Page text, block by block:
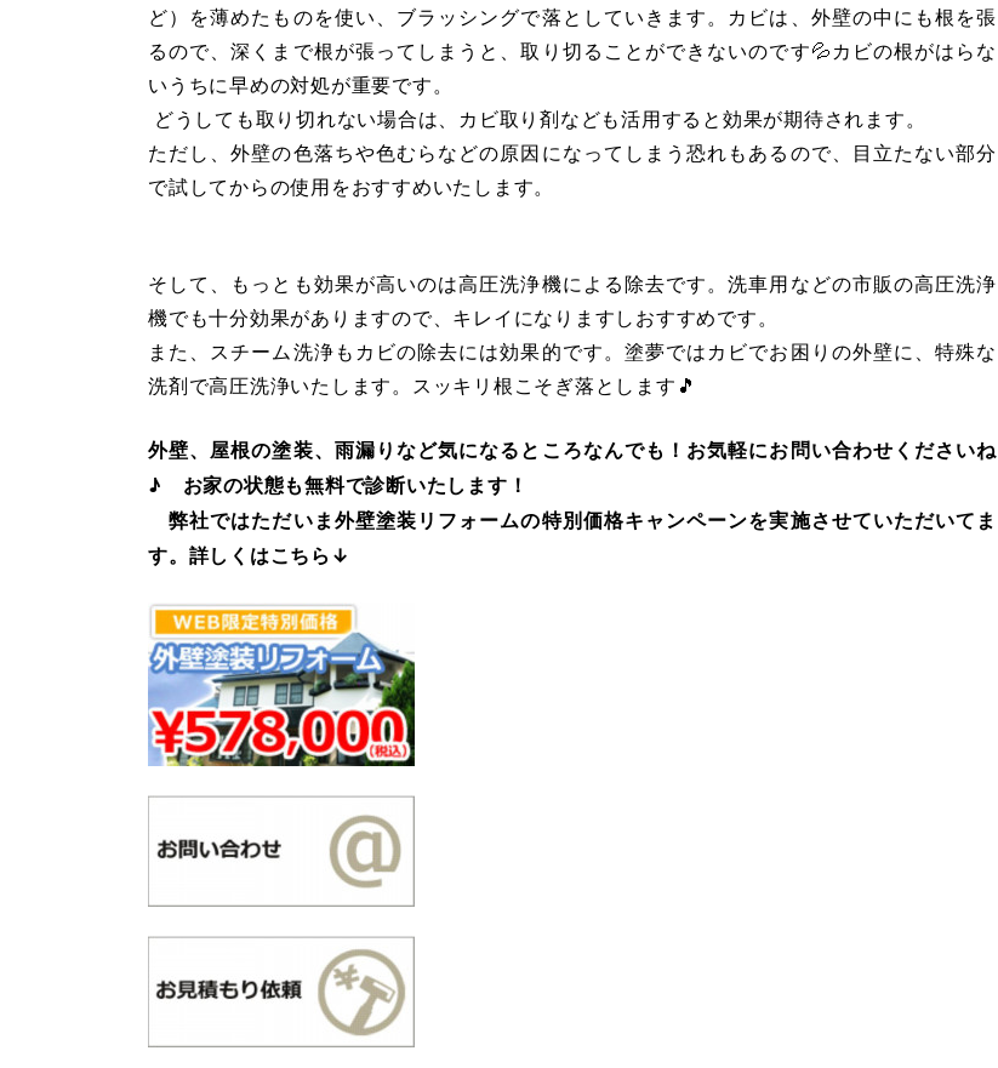
ど）を薄めたものを使い、ブラッシングで落としていきます。カビは、外壁の中にも根を張
るので、深くまで根が張ってしまうと、取り切ることができないのです💦カビの根がはらな
いうちに早めの対処が重要です。
どうしても取り切れない場合は、カビ取り剤なども活用すると効果が期待されます。
ただし、外壁の色落ちや色むらなどの原因になってしまう恐れもあるので、目立たない部分
で試してからの使用をおすすめいたします。
そして、もっとも効果が高いのは高圧洗浄機による除去です。洗車用などの市販の高圧洗浄
機でも十分効果がありますので、キレイになりますしおすすめです。
また、スチーム洗浄もカビの除去には効果的です。塗夢ではカビでお困りの外壁に、特殊な
洗剤で高圧洗浄いたします。スッキリ根こそぎ落とします🎵
外壁、屋根の塗装、雨漏りなど気になるところなんでも！お気軽にお問い合わせくださいね
♪ お家の状態も無料で診断いたします！
弊社ではただいま外壁塗装リフォームの特別価格キャンペーンを実施させていただいてま
す。詳しくはこちら↓